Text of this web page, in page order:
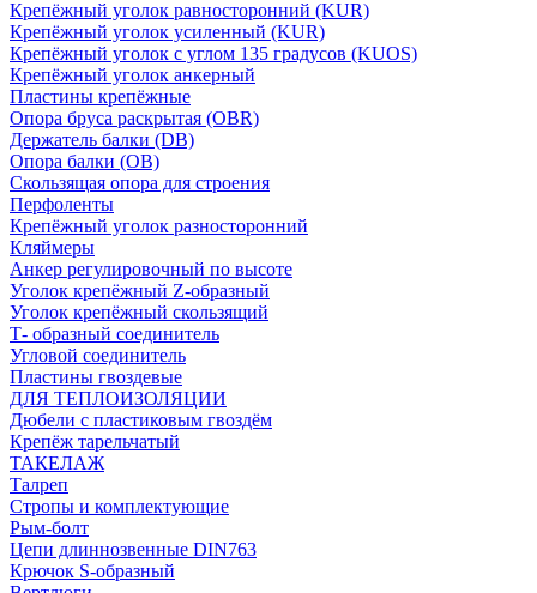
Крепёжный уголок равносторонний (KUR)
Крепёжный уголок усиленный (KUR)
Крепёжный уголок с углом 135 градусов (KUOS)
Крепёжный уголок анкерный
Пластины крепёжные
Опора бруса раскрытая (OBR)
Держатель балки (DB)
Опора балки (ОВ)
Скользящая опора для строения
Перфоленты
Крепёжный уголок разносторонний
Кляймеры
Анкер регулировочный по высоте
Уголок крепёжный Z-образный
Уголок крепёжный скользящий
Т- образный соединитель
Угловой соединитель
Пластины гвоздевые
ДЛЯ ТЕПЛОИЗОЛЯЦИИ
Дюбели с пластиковым гвоздём
Крепёж тарельчатый
ТАКЕЛАЖ
Талреп
Стропы и комплектующие
Рым-болт
Цепи длиннозвенные DIN763
Крючок S-образный